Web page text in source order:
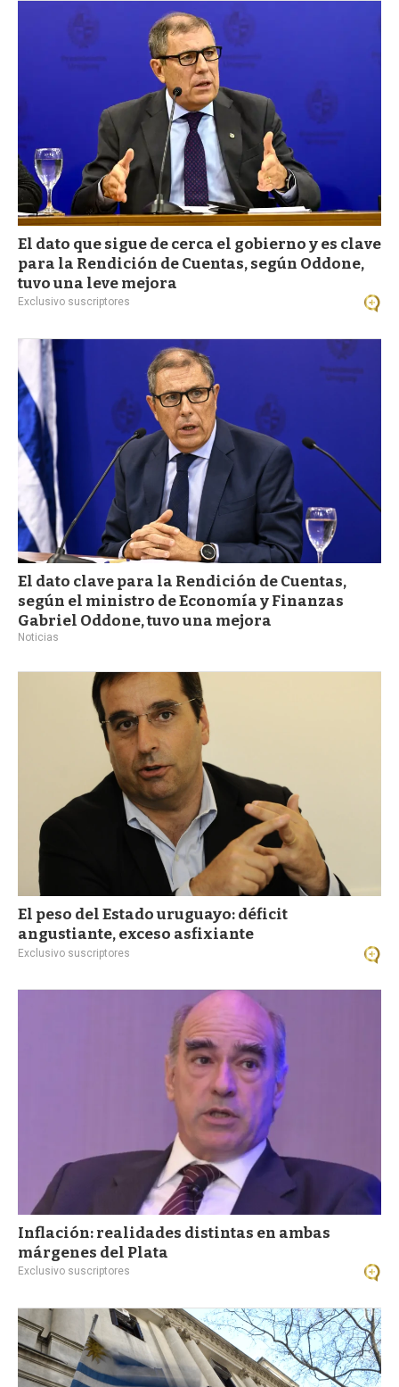
El dato que sigue de cerca el gobierno y es clave
para la Rendición de Cuentas, según Oddone,
tuvo una leve mejora
Exclusivo suscriptores
El dato clave para la Rendición de Cuentas,
según el ministro de Economía y Finanzas
Gabriel Oddone, tuvo una mejora
Noticias
El peso del Estado uruguayo: déficit
angustiante, exceso asfixiante
Exclusivo suscriptores
Inflación: realidades distintas en ambas
márgenes del Plata
Exclusivo suscriptores